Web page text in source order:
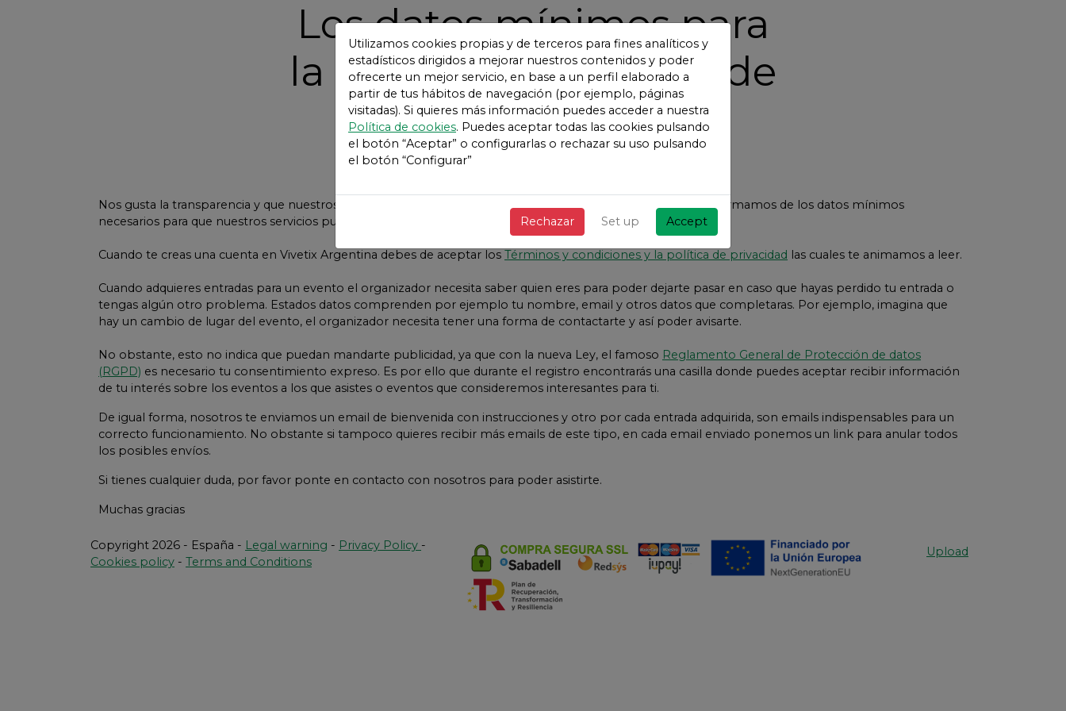
Los datos mínimos para
la correcta prestación de
los serviciosVivetix
Argentina
Nos gusta la transparencia y que nuestros usuarios y sus datos se encuentren protegidos, es por ello que informamos de los datos mínimos
necesarios para que nuestros servicios puedan funcionar.
Cuando te creas una cuenta en Vivetix Argentina debes de aceptar los Términos y condiciones y la política de privacidad las cuales te animamos a leer.
Cuando adquieres entradas para un evento el organizador necesita saber quien eres para poder dejarte pasar en caso que hayas perdido tu entrada o
tengas algún otro problema. Estados datos comprenden por ejemplo tu nombre, email y otros datos que completaras. Por ejemplo, imagina que
hay un cambio de lugar del evento, el organizador necesita tener una forma de contactarte y así poder avisarte.
No obstante, esto no indica que puedan mandarte publicidad, ya que con la nueva Ley, el famoso Reglamento General de Protección de datos
(RGPD) es necesario tu consentimiento expreso. Es por ello que durante el registro encontrarás una casilla donde puedes aceptar recibir información
de tu interés sobre los eventos a los que asistes o eventos que consideremos interesantes para ti.
De igual forma, nosotros te enviamos un email de bienvenida con instrucciones y otro por cada entrada adquirida, son emails indispensables para un
correcto funcionamiento. No obstante si tampoco quieres recibir más emails de este tipo, en cada email enviado ponemos un link para anular todos
los posibles envíos.
Si tienes cualquier duda, por favor ponte en contacto con nosotros para poder asistirte.
Muchas gracias
Copyright 2026 - España - Legal warning - Privacy Policy -
Cookies policy - Terms and Conditions
Upload
Utilizamos cookies propias y de terceros para fines analíticos y
estadísticos dirigidos a mejorar nuestros contenidos y poder
ofrecerte un mejor servicio, en base a un perfil elaborado a
partir de tus hábitos de navegación (por ejemplo, páginas
visitadas). Si quieres más información puedes acceder a nuestra
Política de cookies. Puedes aceptar todas las cookies pulsando
el botón “Aceptar” o configurarlas o rechazar su uso pulsando
el botón “Configurar”
Rechazar Set up Accept